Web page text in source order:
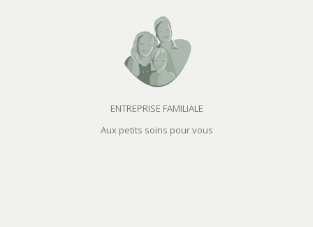
ENTREPRISE FAMILIALE
Aux petits soins pour vous